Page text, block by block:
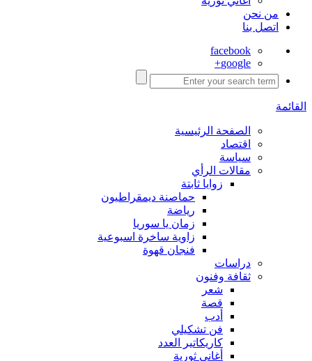
من نحن
اتصل بنا
facebook
google+
القائمة
الصفحة الرئيسية
اقتصاد
سياسة
مقالات الرأي
زوايا ثابتة
حماصنة ديمقراطيون
رياضة
زمان يا سوريا
زاوية ساخرة اسبوعية
فنجان قهوة
دراسات
ثقافة وفنون
شعر
قصة
أدب
فن تشكيلي
كاريكاتير العدد
أغاني ثورية